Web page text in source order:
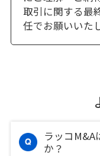
取引に関する最
任でお願いいた
ラッコM&A
か？